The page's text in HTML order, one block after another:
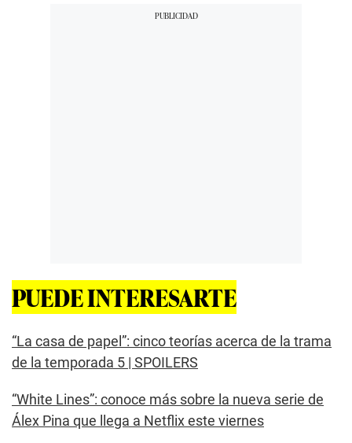
PUEDE INTERESARTE
“La casa de papel”: cinco teorías acerca de la trama
de la temporada 5 | SPOILERS
“White Lines”: conoce más sobre la nueva serie de
Álex Pina que llega a Netflix este viernes